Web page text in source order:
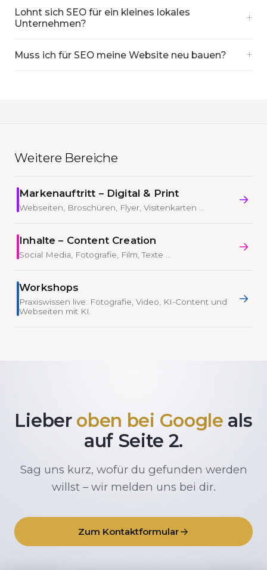
Lohnt sich SEO für ein kleines lokales
Unternehmen?
+
Muss ich für SEO meine Website neu bauen? +
Weitere Bereiche
Markenauftritt – Digital & Print
Webseiten, Broschüren, Flyer, Visitenkarten …
Inhalte – Content Creation
Social Media, Fotografie, Film, Texte …
Workshops
Praxiswissen live: Fotografie, Video, KI-Content und
Webseiten mit KI.
Lieber oben bei Google als
auf Seite 2.
Sag uns kurz, wofür du gefunden werden
willst – wir melden uns bei dir.
Zum Kontaktformular